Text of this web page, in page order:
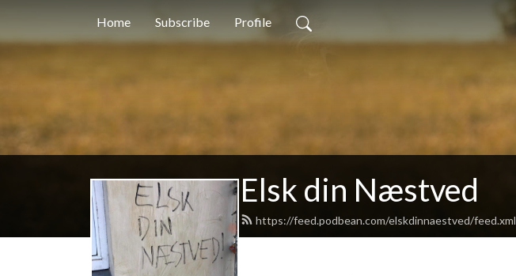
Home Subscribe Profile
Elsk din Næstved
https://feed.podbean.com/elskdinnaestved/feed.xml